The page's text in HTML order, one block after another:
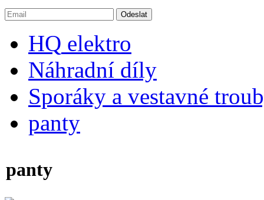
HQ elektro
Náhradní díly
Sporáky a vestavné
panty
panty